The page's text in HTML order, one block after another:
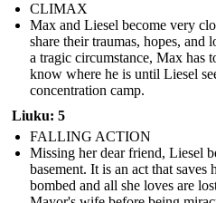
CLIMAX
Max and Liesel become very
share their traumas, hopes,
a tragic circumstance, Max has
know where he is until Liesel
concentration camp.
Liuku: 5
FALLING ACTION
Missing her dear friend, Liesel
basement. It is an act that
bombed and all she loves are